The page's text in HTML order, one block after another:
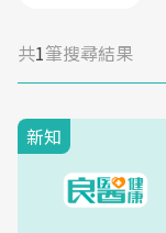
共1筆搜尋結果
新知